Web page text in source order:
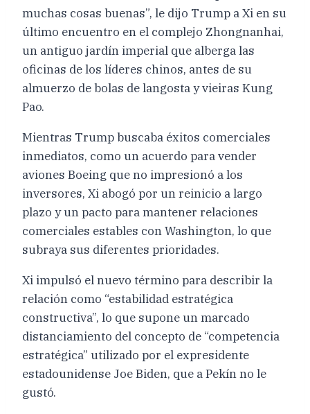
muchas cosas buenas”, le dijo Trump a Xi en su
último encuentro en el complejo Zhongnanhai,
un antiguo jardín imperial que alberga las
oficinas de los líderes chinos, antes de su
almuerzo de bolas de langosta y vieiras Kung
Pao.
Mientras Trump buscaba éxitos comerciales
inmediatos, como un acuerdo para vender
aviones Boeing que no impresionó a los
inversores, Xi abogó por un reinicio a largo
plazo y un pacto para mantener relaciones
comerciales estables con Washington, lo que
subraya sus diferentes prioridades.
Xi impulsó el nuevo término para describir la
relación como “estabilidad estratégica
constructiva”, lo que supone un marcado
distanciamiento del concepto de “competencia
estratégica” utilizado por el expresidente
estadounidense Joe Biden, que a Pekín no le
gustó.